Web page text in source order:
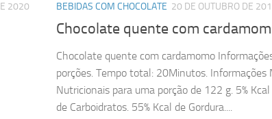
2020 BEBIDAS COM CHOCOLATE 20 DE OUTUBRO DE
Chocolate quente com
Chocolate quente com cardamomo
porções. Tempo total: 20Minutos. Informações
Nutricionais para uma porção de 122 g. 5% Kcal
de Carboidratos. 55% Kcal de Gordura....